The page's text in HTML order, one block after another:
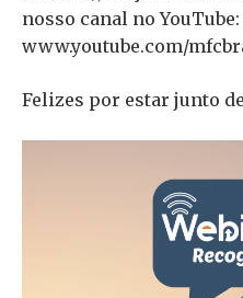
nosso canal no YouTube:
www.youtube.com/
Felizes por estar junto